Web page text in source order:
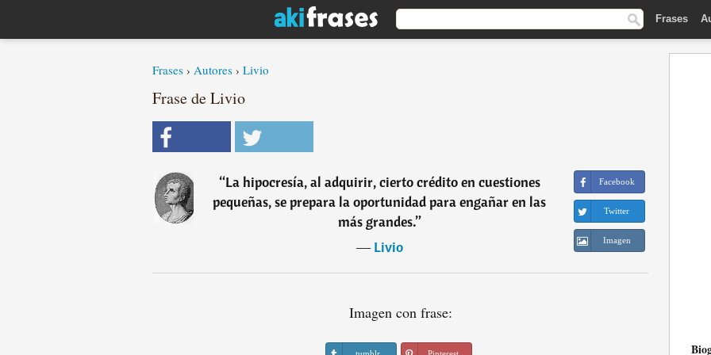
Frases
Frases › Autores › Livio
Frase de Livio
“La hipocresía, al adquirir, cierto crédito en cuestiones
pequeñas, se prepara la oportunidad para engañar en las
más grandes.”
―Livio
Facebook
Twitter
Imagen
Imagen con frase: